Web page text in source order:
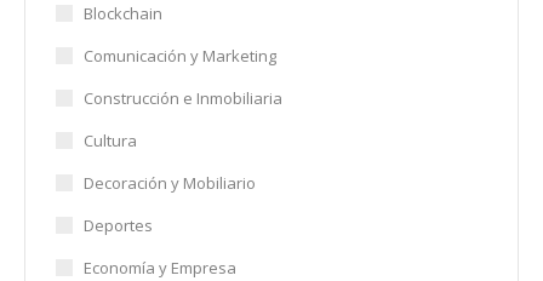
Blockchain
Comunicación y Marketing
Construcción e Inmobiliaria
Cultura
Decoración y Mobiliario
Deportes
Economía y Empresa